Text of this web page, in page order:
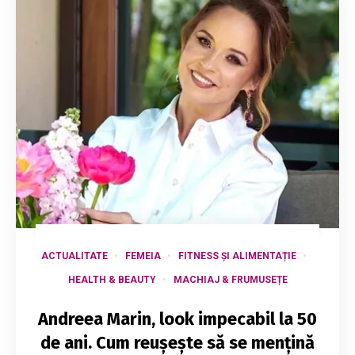
ACTUALITATE FEMEIA FITNESS ȘI ALIMENTAȚIE
HEALTH & BEAUTY MACHIAJ & FRUMUSEȚE
Andreea Marin, look impecabil la 50
de ani. Cum reușește să se mențină